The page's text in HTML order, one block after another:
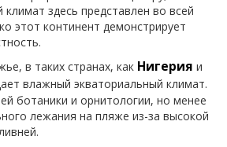
здесь представлен во всей
этот континент демонстрирует
в таких странах, как Нигерия и
влажный экваториальный климат.
ботаники и орнитологии, но менее
лежания на пляже из-за высокой